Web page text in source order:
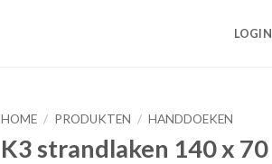
LOGIN
HOME / PRODUKTEN / HANDDOEKEN
K3 strandlaken 140 x 70